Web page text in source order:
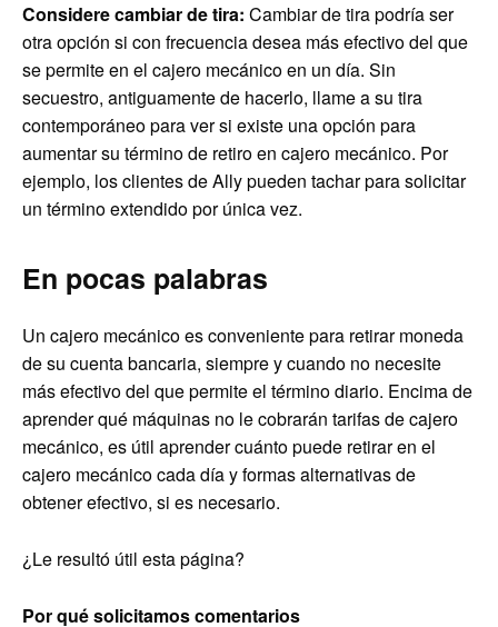
Considere cambiar de tira: Cambiar de tira podría ser
otra opción si con frecuencia desea más efectivo del que
se permite en el cajero mecánico en un día. Sin
secuestro, antiguamente de hacerlo, llame a su tira
contemporáneo para ver si existe una opción para
aumentar su término de retiro en cajero mecánico. Por
ejemplo, los clientes de Ally pueden tachar para solicitar
un término extendido por única vez.
En pocas palabras
Un cajero mecánico es conveniente para retirar moneda
de su cuenta bancaria, siempre y cuando no necesite
más efectivo del que permite el término diario. Encima de
aprender qué máquinas no le cobrarán tarifas de cajero
mecánico, es útil aprender cuánto puede retirar en el
cajero mecánico cada día y formas alternativas de
obtener efectivo, si es necesario.
¿Le resultó útil esta página?
Por qué solicitamos comentarios